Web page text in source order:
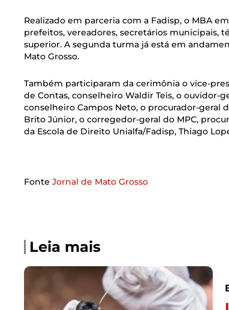
Realizado em parceria com a Fadisp, o MBA
prefeitos, vereadores, secretários municipais,
superior. A segunda turma já está em
Mato Grosso.
Também participaram da cerimônia o vice-
de Contas, conselheiro Waldir Teis, o ouvidor-
conselheiro Campos Neto, o procurador-geral
Brito Júnior, o corregedor-geral do MPC,
da Escola de Direito Unialfa/Fadisp, Thiago
Fonte Jornal de Mato Grosso
Leia mais